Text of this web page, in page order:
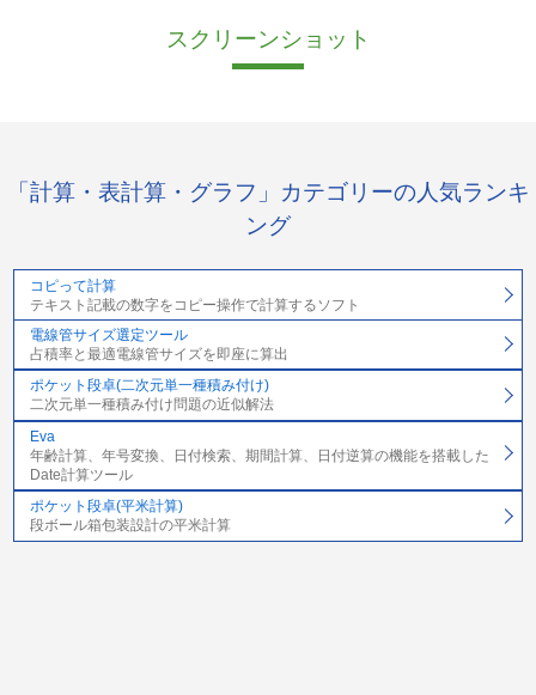
スクリーンショット
「計算・表計算・グラフ」カテゴリーの人気ランキ
ング
コピって計算
テキスト記載の数字をコピー操作で計算するソフト
電線管サイズ選定ツール
占積率と最適電線管サイズを即座に算出
ポケット段卓(二次元単一種積み付け)
二次元単一種積み付け問題の近似解法
Eva
年齢計算、年号変換、日付検索、期間計算、日付逆算の機能を搭載した
Date計算ツール
ポケット段卓(平米計算)
段ボール箱包装設計の平米計算